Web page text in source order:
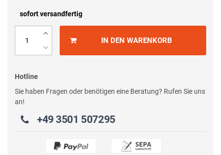
sofort versandfertig
IN DEN WARENKORB
Hotline
Sie haben Fragen oder benötigen eine Beratung? Rufen Sie uns
an!
+49 3501 507295